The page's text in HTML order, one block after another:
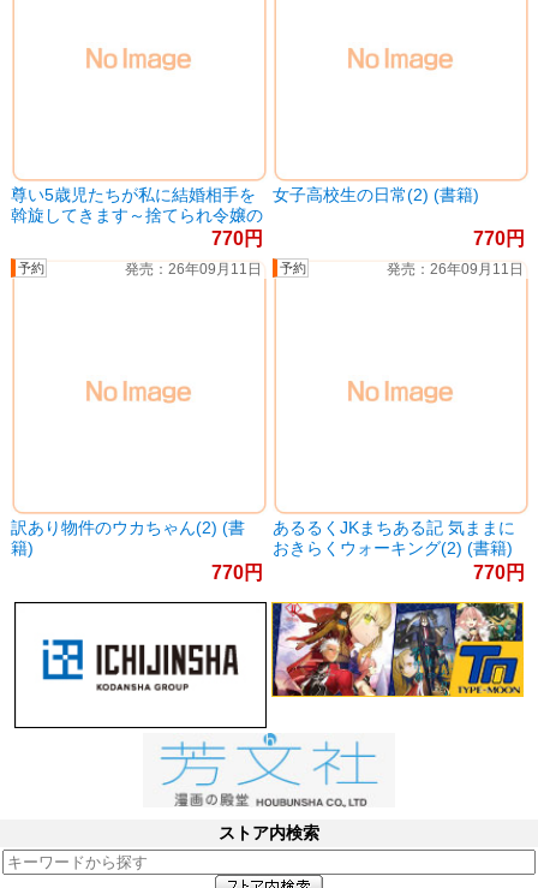
尊い5歳児たちが私に結婚相手を
斡旋してきます～捨てられ令嬢の
私に紹介されたのはなんと宰相補
佐～(3) (書籍)
770
女子高校生の日常(2) (書籍)
770
訳あり物件のウカちゃん(2) (書
籍)
26年09月11日
770
あるるくJKまちある記 気ままに
おきらくウォーキング(2) (書籍)
26年09月11日
770
ストア内検索